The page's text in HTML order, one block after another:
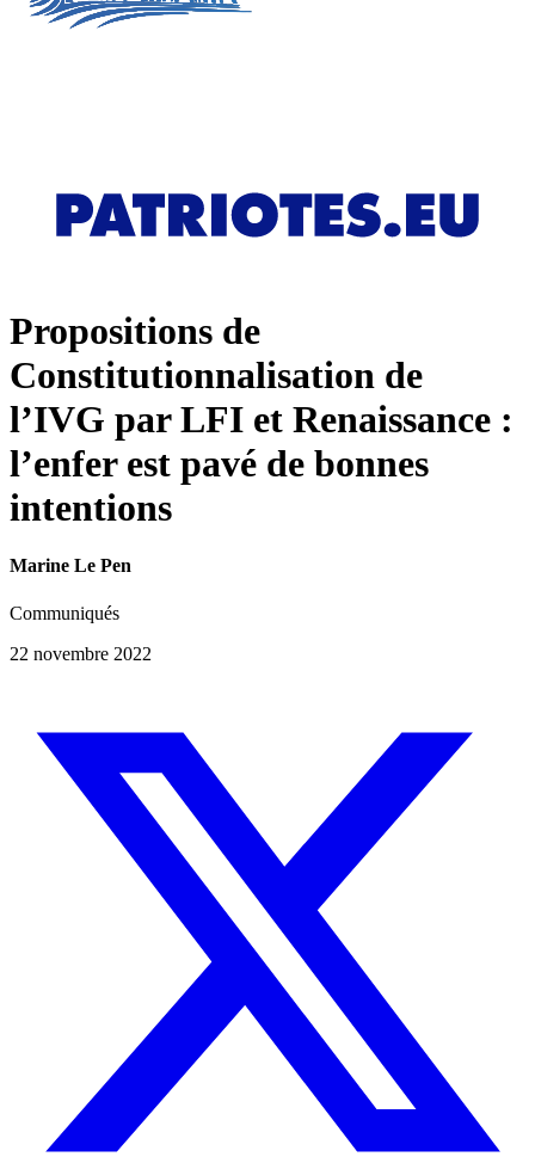
Propositions de
Constitutionnalisation de
l’IVG par LFI et Renaissance :
l’enfer est pavé de bonnes
intentions
Marine Le Pen
Communiqués
22 novembre 2022